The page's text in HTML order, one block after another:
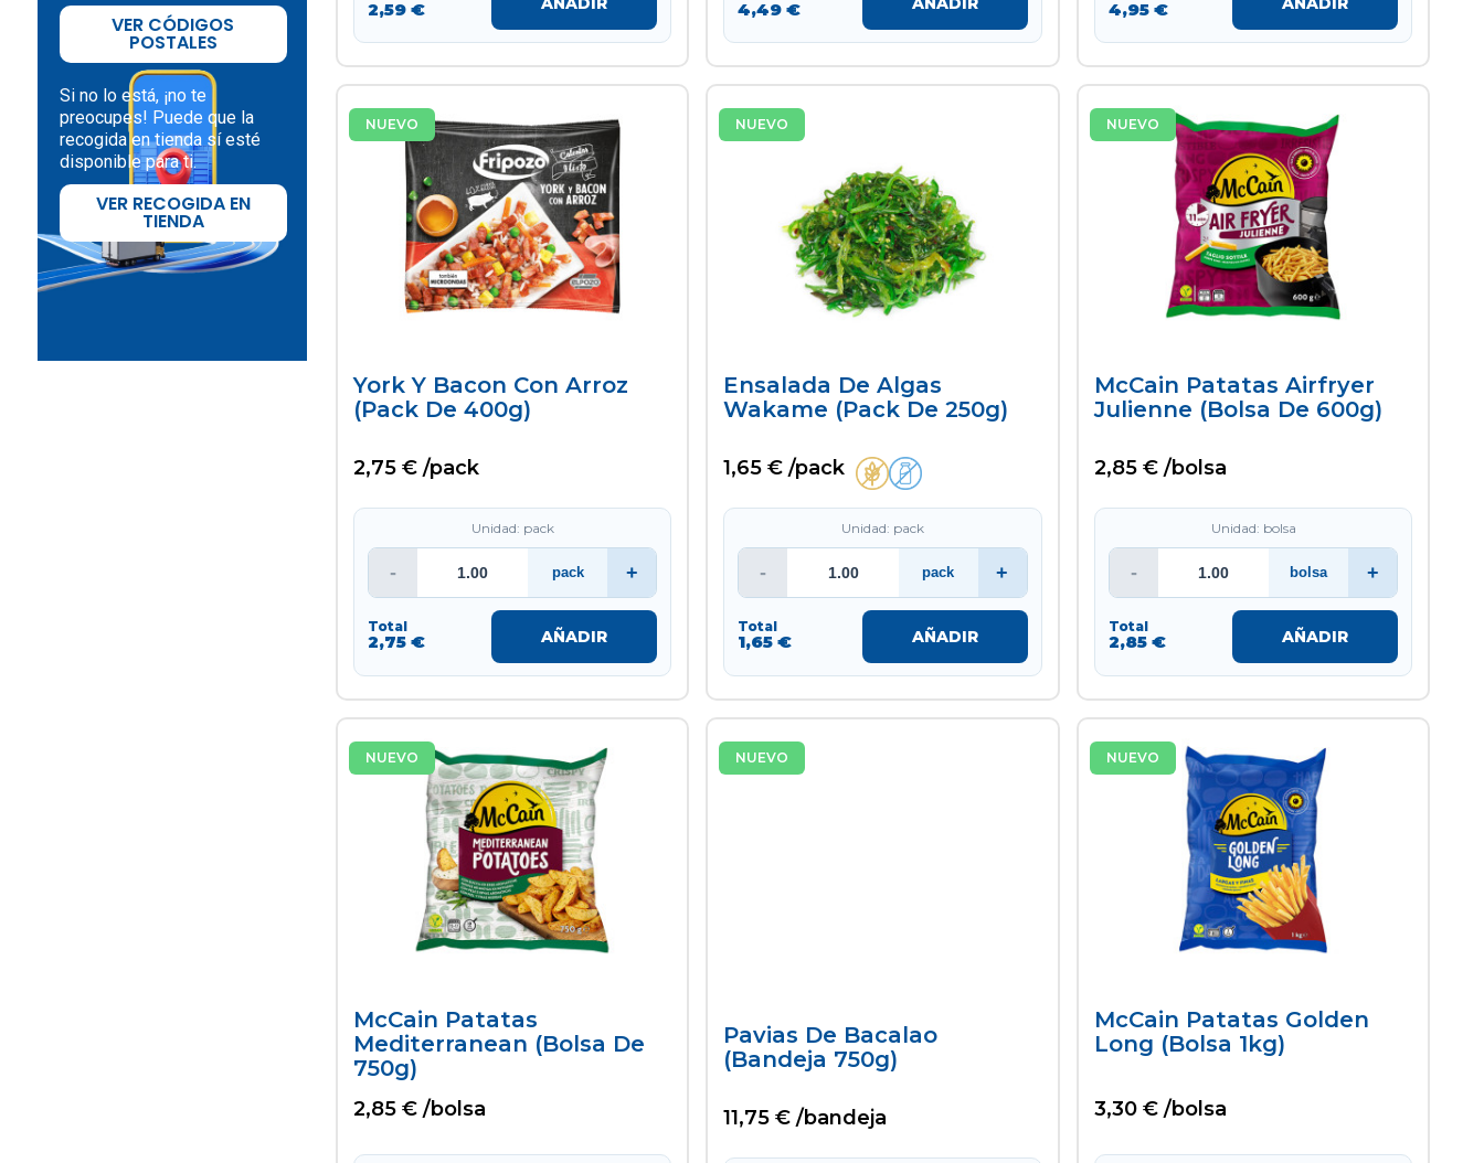
Mediterráneos
> Hielo
VER CÓDIGOS
POSTALES
Si no lo está, ¡no te
preocupes! Puede que la
recogida en tienda sí esté
disponible para ti.
VER RECOGIDA EN
TIENDA
2,59 € 4,49 € 4,95 €
York Y Bacon Con Arroz
(pack De 400g)
2,75 € /pack
Unidad: pack
- pack +
Total
2,75 € AÑADIR
NUEVO
Ensalada De Algas
Wakame (pack De 250g)
1,65 € /pack
Unidad: pack
- pack +
Total
1,65 € AÑADIR
NUEVO
McCain Patatas Airfryer
Julienne (bolsa De 600g)
2,85 € /bolsa
Unidad: bolsa
- bolsa +
Total
2,85 € AÑADIR
NUEVO
McCain Patatas
Mediterranean (bolsa De
750g)
2,85 € /bolsa
NUEVO
Pavias De Bacalao
(bandeja 750g)
11,75 € /bandeja
NUEVO
McCain Patatas Golden
Long (bolsa 1kg)
3,30 € /bolsa
NUEVO